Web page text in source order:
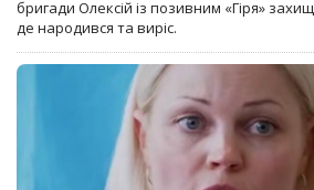
бригади Олексій із позивним «Гіря»
де народився та виріс.